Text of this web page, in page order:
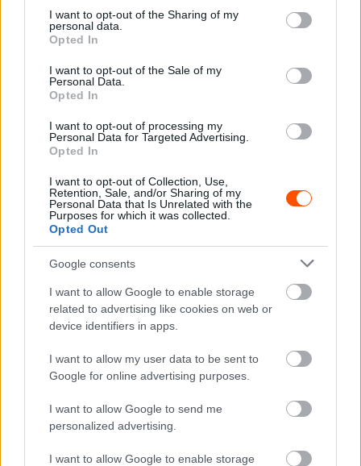
not limited to your visit or usage behaviour. You may click to
grant or deny consent to Google and its third-party tags to
use your data for below specified purposes in below Google
consent section.
I want to opt-out of the Sharing of my
personal data.
Opted In
I want to opt-out of the Sale of my
Personal Data.
Opted In
I want to opt-out of processing my
Personal Data for Targeted Advertising.
Opted In
I want to opt-out of Collection, Use,
Retention, Sale, and/or Sharing of my
Personal Data that Is Unrelated with the
Purposes for which it was collected.
Opted Out
Google consents
I want to allow Google to enable storage
related to advertising like cookies on web or
device identifiers in apps.
I want to allow my user data to be sent to
Google for online advertising purposes.
I want to allow Google to send me
personalized advertising.
I want to allow Google to enable storage
Rob1 és Rob2 ezen a szakaszon abszolút 32. időt
olyan sofőrökkel, mint Oliver Burri vagy Armin Kremer,
akik sem rallypályát, sem esőt nem most láttak életükben
először. Mindezt Bútor esőben, elsőkerekes autóval
tette…
Az utolsó két szakaszon jöttek még egy abszolút 28. és
egy 37. időt.
Végeredményben 5 perc 41 másodper előnnyel nyerték
az RC4-et, amely egyben Bútor Robi pályafutása első vb-
futam kategória győzelme volt.
A kemény körülmények a vb élmezőnyét is alaposan
megrostálták és Bútoréknak sem volt olyan könnyű
menet. Robi bevallotta, hogy a verseny elején és a végén
elkezdett vérezni, de ez sem gátolta meg a
győzelemben.